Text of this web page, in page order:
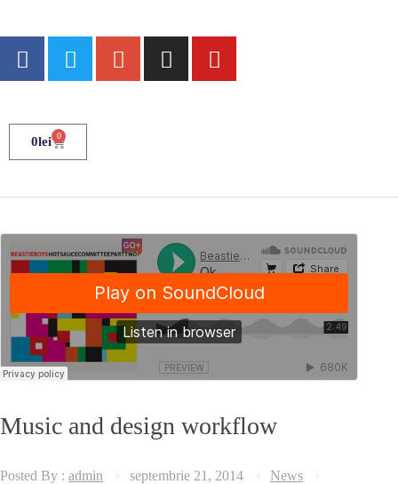
0lei 0
Music and design workflow
Posted By : admin septembrie 21, 2014
News